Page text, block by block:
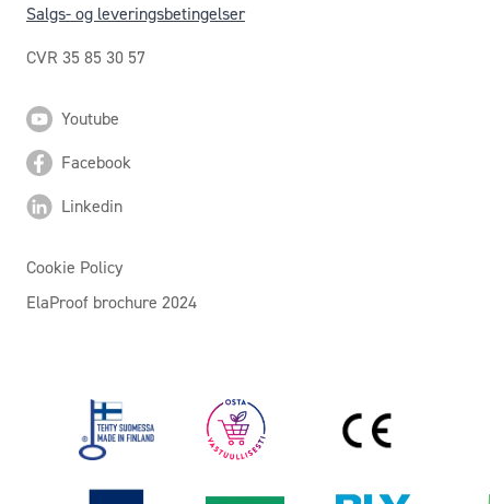
Salgs- og leveringsbetingelser
CVR 35 85 30 57
Youtube
Facebook
Linkedin
Cookie Policy
ElaProof brochure 2024